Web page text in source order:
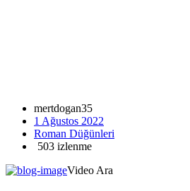
mertdogan35
1 Ağustos 2022
Roman Düğünleri
503 izlenme
Video Ara